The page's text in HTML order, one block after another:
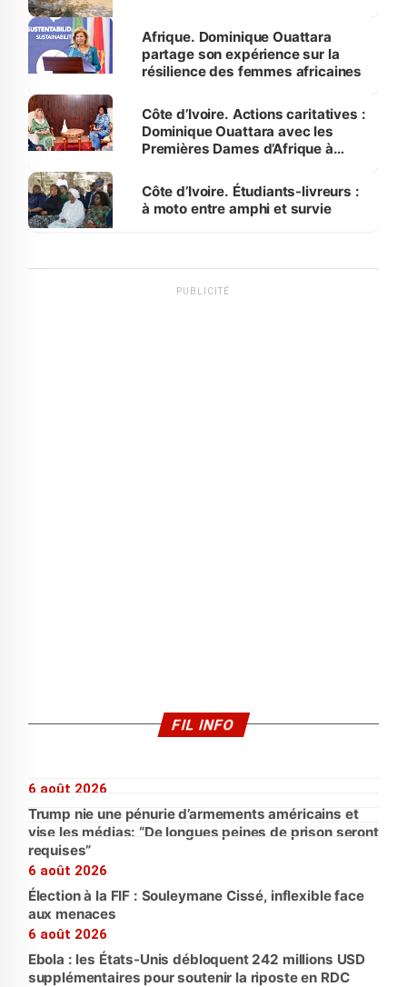
Afrique. Dominique Ouattara
partage son expérience sur la
résilience des femmes africaines
Côte d’Ivoire. Actions caritatives :
Dominique Ouattara avec les
Premières Dames d’Afrique à
Côte d’Ivoire. Étudiants-livreurs :
à moto entre amphi et survie
PUBLICITÉ
FIL INFO
6 août 2026
Trump nie une pénurie d’armements américains et
vise les médias: “De longues peines de prison seront
requises”
6 août 2026
Élection à la FIF : Souleymane Cissé, inflexible face
aux menaces
6 août 2026
Ebola : les États-Unis débloquent 242 millions USD
supplémentaires pour soutenir la riposte en RDC